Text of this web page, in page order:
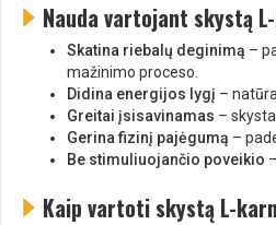
Nauda vartojant skystą
Skatina riebalų deginimą –
mažinimo proceso.
Didina energijos lygį –
Greitai įsisavinamas –
Gerina fizinį pajėgumą –
Be stimuliuojančio poveikio
Kaip vartoti skystą L-